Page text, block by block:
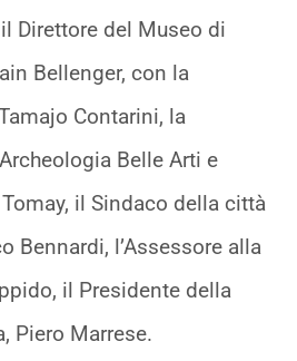
Direttore del Museo di
Bellenger, con la
Contarini, la
Belle Arti e
il Sindaco della città
Bennardi, l’Assessore alla
il Presidente della
Piero Marrese.